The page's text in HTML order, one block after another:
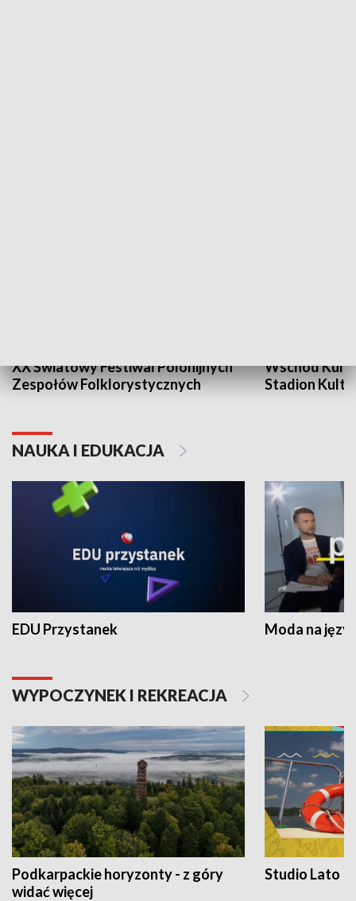
XX Światowy Festiwal Polonijnych
Zespołów Folklorystycznych
Wschód
Stadion
NAUKA I EDUKACJA
EDU Przystanek Moda na
WYPOCZYNEK I REKREACJA
Podkarpackie horyzonty - z góry
widać więcej
Studio Lato